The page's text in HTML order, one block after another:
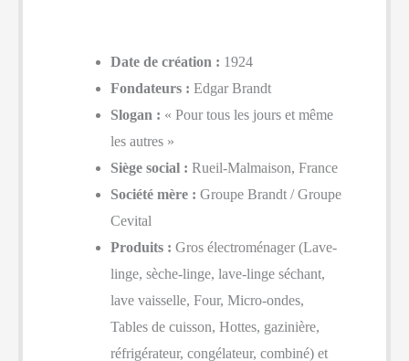
Date de création : 1924
Fondateurs : Edgar Brandt
Slogan : « Pour tous les jours et même
les autres »
Siège social : Rueil-Malmaison, France
Société mère : Groupe Brandt / Groupe
Cevital
Produits : Gros électroménager (Lave-
linge, sèche-linge, lave-linge séchant,
lave vaisselle, Four, Micro-ondes,
Tables de cuisson, Hottes, gazinière,
réfrigérateur, congélateur, combiné) et